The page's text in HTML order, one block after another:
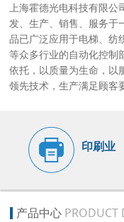
上海霍德光电科技有限公
发、生产、销售、服务于
品已广泛应用于电梯、纺
等众多行业的自动化控制
依托，以质量为生命，以
领先技术，生产满足顾客
印刷业
产品中心 PRODUCT